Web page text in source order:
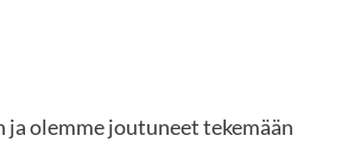
olemme joutuneet tekemään